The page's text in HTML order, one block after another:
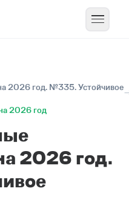
2026 год. №335. Устойчивое
2026 год
2026 год.